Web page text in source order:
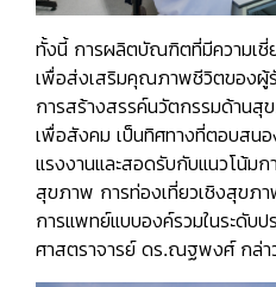
ทั้งนี้ การผลิตบัณฑิตที่มีความเ
เพื่อส่งเสริมคุณภาพชีวิตของผู้
การสร้างสรรค์นวัตกรรมด้าน
เพื่อสังคม เป็นทิศทางที่ตอบสน
แรงงานและสอดรับกับแนวโน้ม
สุขภาพ การท่องเที่ยวเชิงสุขภ
การแพทย์แบบองค์รวมในระดับป
ศาสตราจารย์ ดร.ณฐพงศ์ กล่า